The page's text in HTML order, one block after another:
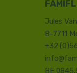
Jules
B-7711
+32
BE